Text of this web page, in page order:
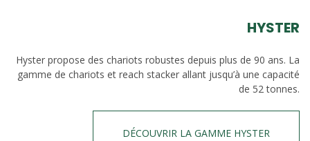
HYSTER
Hyster propose des chariots robustes depuis plus de 90 ans. La
gamme de chariots et reach stacker allant jusqu’à une capacité
de 52 tonnes.
DÉCOUVRIR LA GAMME HYSTER